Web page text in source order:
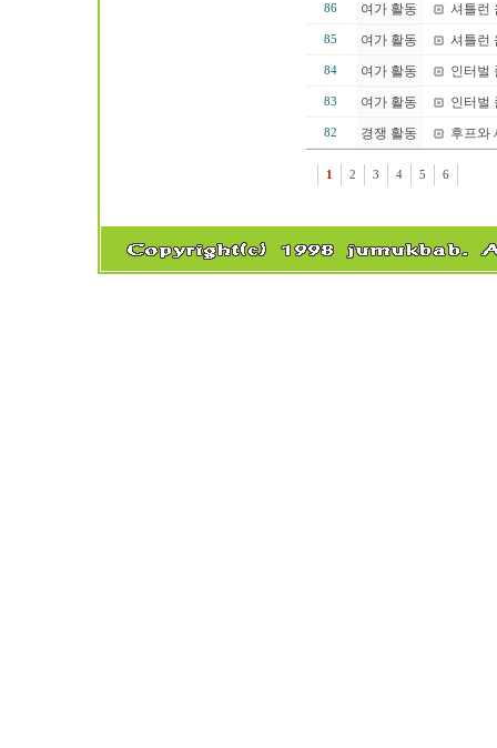
86 여가 활동 셔틀런
85 여가 활동 셔틀런
84 여가 활동 인터벌
83 여가 활동 인터벌
82 경쟁 활동 후프와
1 2 3 4 5 6